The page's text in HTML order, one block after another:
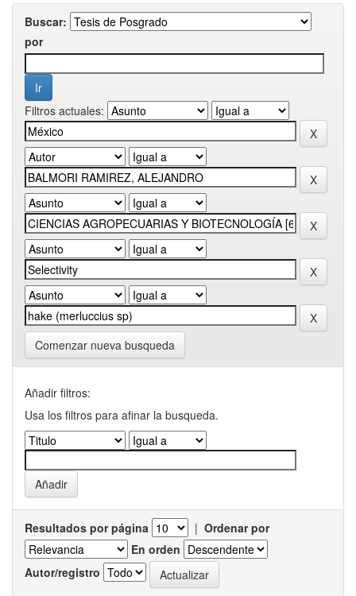
Buscar:
por
Filtros actuales:
Comenzar nueva busqueda
Añadir filtros:
Usa los filtros para afinar la busqueda.
Resultados por página | Ordenar por
En orden
Autor/registro